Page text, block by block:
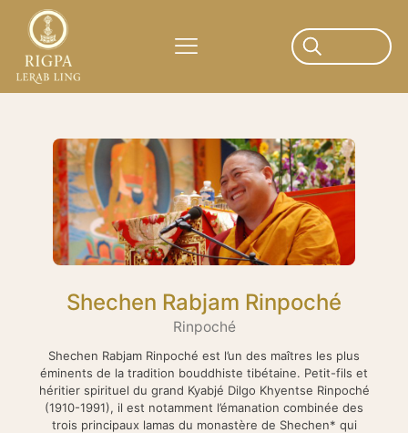
Shechen Rabjam Rinpoché
Rinpoché
Shechen Rabjam Rinpoché est l’un des maîtres les plus
éminents de la tradition bouddhiste tibétaine. Petit-fils et
héritier spirituel du grand Kyabjé Dilgo Khyentse Rinpoché
(1910-1991), il est notamment l’émanation combinée des
trois principaux lamas du monastère de Shechen* qui